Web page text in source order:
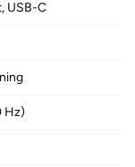
USB-C
Hz)